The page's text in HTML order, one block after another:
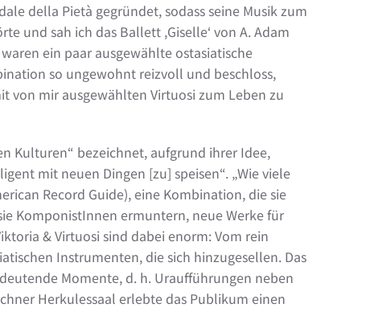
della Pietà gegründet, sodass seine Musik zum
und sah ich das Ballett ,Giselle‘ von A. Adam
ein paar ausgewählte ostasiatische
so ungewohnt reizvoll und beschloss,
von mir ausgewählten Virtuosi zum Leben zu
Kulturen“ bezeichnet, aufgrund ihrer Idee,
mit neuen Dingen [zu] speisen“. „Wie viele
Record Guide), eine Kombination, die sie
KomponistInnen ermuntern, neue Werke für
& Virtuosi sind dabei enorm: Vom rein
Instrumenten, die sich hinzugesellen. Das
Momente, d. h. Uraufführungen neben
Herkulessaal erlebte das Publikum einen